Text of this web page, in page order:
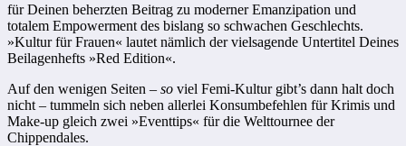
für Deinen beherzten Beitrag zu moderner Emanzipation und
totalem Empowerment des bislang so schwachen Geschlechts.
»Kultur für Frauen« lautet nämlich der vielsagende Untertitel Deines
Beilagenhefts »Red Edition«.
Auf den wenigen Seiten – so viel Femi-Kultur gibt’s dann halt doch
nicht – tummeln sich neben allerlei Konsumbefehlen für Krimis und
Make-up gleich zwei »Eventtips« für die Welttournee der
Chippendales.